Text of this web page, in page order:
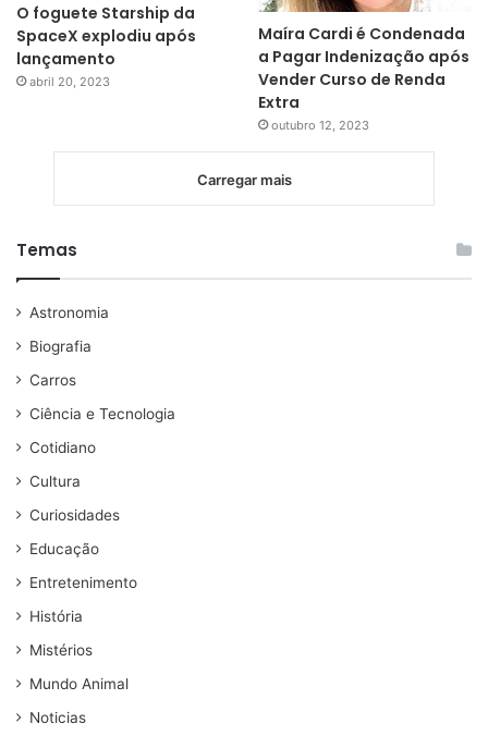
O foguete Starship da
SpaceX explodiu após
lançamento
abril 20, 2023
Maíra Cardi é Condenada
a Pagar Indenização após
Vender Curso de Renda
Extra
outubro 12, 2023
Carregar mais
Temas
Astronomia
Biografia
Carros
Ciência e Tecnologia
Cotidiano
Cultura
Curiosidades
Educação
Entretenimento
História
Mistérios
Mundo Animal
Noticias